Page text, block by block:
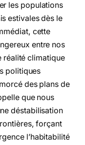
les populations
estivales dès le
cette
entre nos
réalité climatique
politiques
des plans de
que nous
déstabilisation
forçant
l’habitabilité